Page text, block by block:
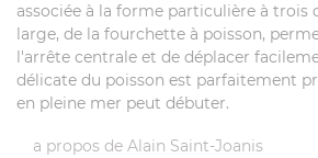
associée à la forme particulière à trois
large, de la fourchette à poisson,
l'arrête centrale et de déplacer
délicate du poisson est parfaitement
en pleine mer peut débuter.
a propos de Alain Saint-Joanis